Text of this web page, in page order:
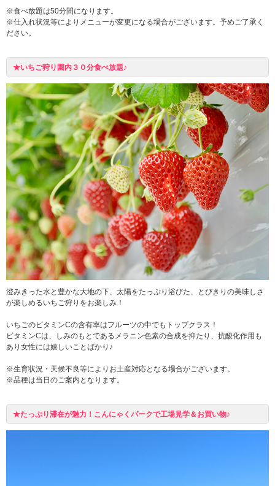
※食べ放題は50分間になります。
※仕入れ状況等によりメニューが変更になる場合がございます。予めご了承く
ださい。
★いちご狩り園内３０分食べ放題♪
澄みきった水と豊かな大地の下、太陽をたっぷり浴びた、とびきりの美味しさ
が楽しめるいちご狩りをお楽しみ！
いちごのビタミンCの含有率はフルーツの中でもトップクラス！
ビタミンCは、しみのもとであるメラニン色素の合成を抑たり、抗酸化作用も
あり女性には嬉しいことばかり♪
※生育状況・天候不良等によりお土産対応となる場合がございます。
※品種は当日のご案内となります。
★たっぷり滞在が魅力！こんにゃくパークで工場見学＆お買い物♪